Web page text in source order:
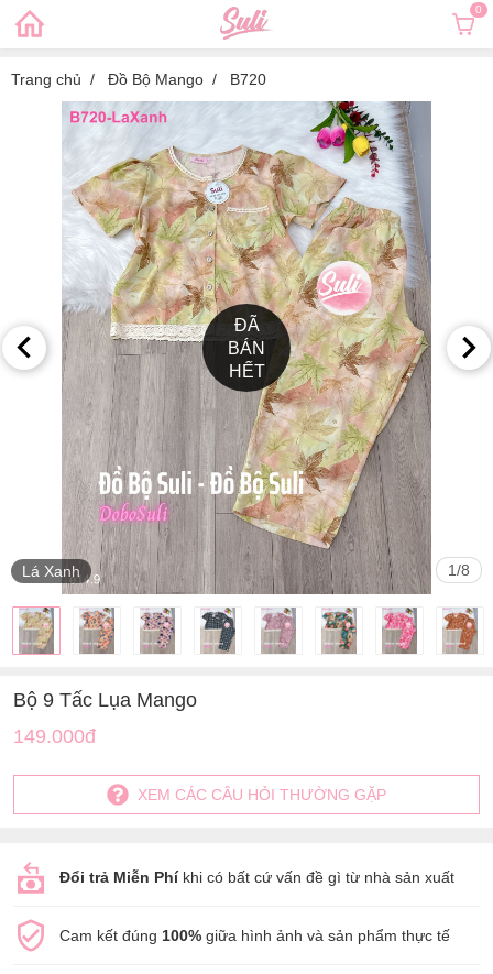
0
Trang chủ Đồ Bộ Mango B720
ĐÃ
BÁN
HẾT
1/8
Lá Xanh
Bộ 9 Tấc Lụa Mango
149.000đ
XEM CÁC CÂU HỎI THƯỜNG GẶP
Đổi trả Miễn Phíkhi có bất cứ vấn đề gì từ nhà sản xuất
Cam kết đúng 100% giữa hình ảnh và sản phẩm thực tế